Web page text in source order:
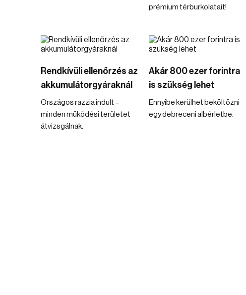
prémium térburkolatait!
Rendkívüli ellenőrzés az
akkumulátorgyáraknál
Országos razzia indult –
minden működési területet
átvizsgálnak.
Akár 800 ezer forintra
is szükség lehet
Ennyibe kerülhet beköltözni
egy debreceni albérletbe.